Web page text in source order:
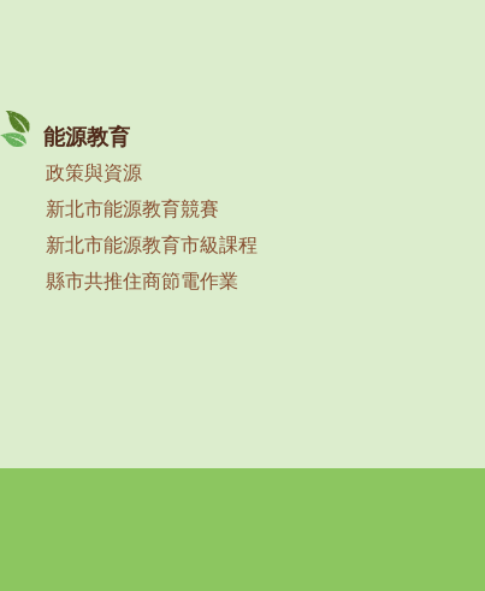
能源教育
政策與資源
新北市能源教育競賽
新北市能源教育市級課程
縣市共推住商節電作業